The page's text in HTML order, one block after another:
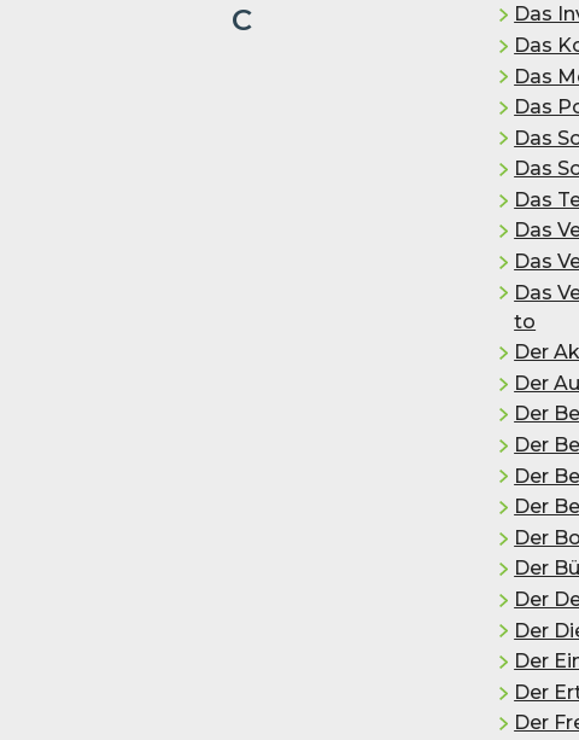
C
Das
Das
Das
Das
Das
Das
Das
Das
Das
Das
to
Der
Der
Der
Der
Der
Der
Der
Der
Der
Der
Der
Der
Der